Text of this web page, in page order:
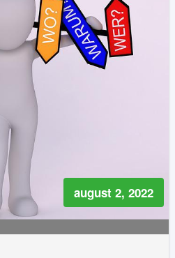
august 2, 2022